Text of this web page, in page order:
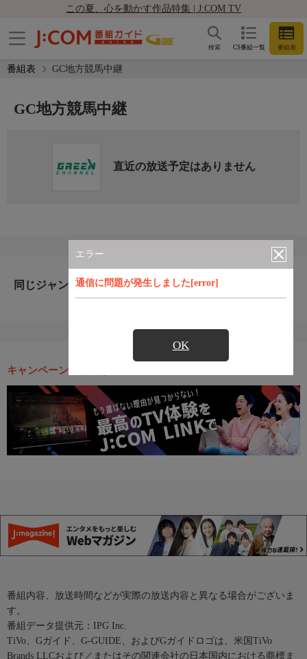
この夏、心を動かす作品特集 | J:COM TV
CS番組一覧 番組表
検索
番組表 GC地方競馬中継
エラー
通信に問題が発生しました[error]
OK
GC地方競馬中継
直近の放送予定はありません
同じジャンルのおすすめ番組
キャンペーン・お得な情報
番組内容、放送時間などが実際の放送内容と異なる場合がございま
す。
番組データ提供元：IPG Inc.
TiVo、Gガイド、G-GUIDE、およびGガイドロゴは、米国TiVo
Brands LLCおよび／またはその関連会社の日本国内における商標ま